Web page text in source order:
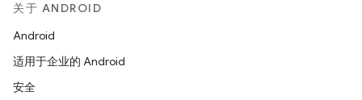
关于 ANDROID
Android
适用于企业的 Android
安全